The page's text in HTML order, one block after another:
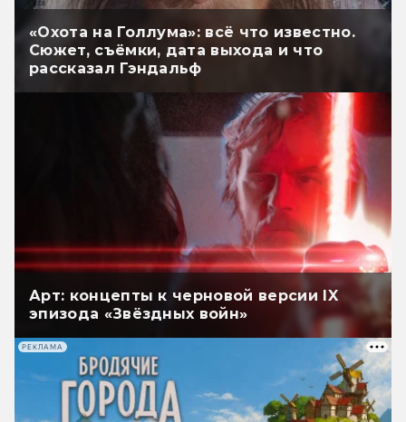
«Охота на Голлума»: всё что известно.
Сюжет, съёмки, дата выхода и что
рассказал Гэндальф
Арт: концепты к черновой версии IX
эпизода «Звёздных войн»
РЕКЛАМА